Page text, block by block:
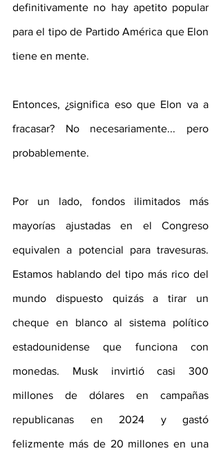
definitivamente no hay apetito popular
para el tipo de Partido América que Elon
tiene en mente.
Entonces, ¿significa eso que Elon va a
fracasar? No necesariamente... pero
probablemente.
Por un lado, fondos ilimitados más
mayorías ajustadas en el Congreso
equivalen a potencial para travesuras.
Estamos hablando del tipo más rico del
mundo dispuesto quizás a tirar un
cheque en blanco al sistema político
estadounidense que funciona con
monedas. Musk invirtió casi 300
millones de dólares en campañas
republicanas en 2024 y gastó
felizmente más de 20 millones en una